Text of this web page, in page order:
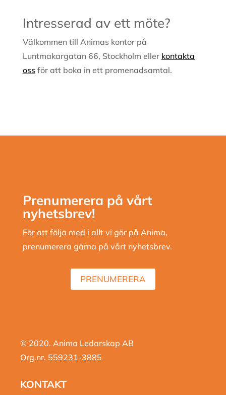
Intresserad av ett möte?
Välkommen till Animas kontor på
Luntmakargatan 66, Stockholm eller kontakta
ossför att boka in ett promenadsamtal.
Prenumerera på vårt
nyhetsbrev!
För att följa med i allt vi gör på Anima,
prenumerera gärna på vårt nyhetsbrev.
PRENUMERERA
© 2020. Anima Ledarskap AB
Org.nr. 559231-3885
KONTAKT